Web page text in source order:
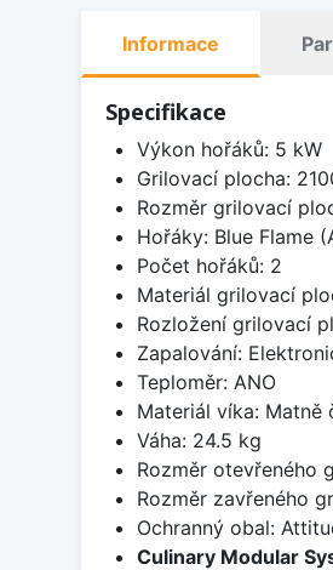
Informace
Specifikace
Výkon hořáků: 5 kW
Grilovací plocha:
Rozměr grilovací
Hořáky: Blue Flame
Počet hořáků: 2
Materiál grilovací
Rozložení grilovací
Zapalování:
Teploměr: ANO
Materiál víka: Matně
Váha: 24.5 kg
Rozměr otevřeného
Rozměr zavřeného
Ochranný obal:
Culinary Modular